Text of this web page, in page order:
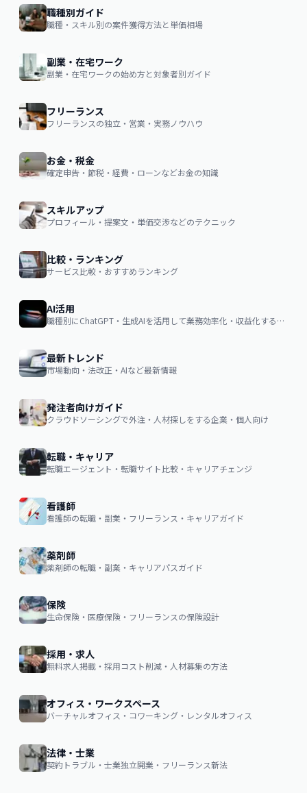
職種別ガイド
職種・スキル別の案件獲得方法と単価相場
副業・在宅ワーク
副業・在宅ワークの始め方と対象者別ガイド
フリーランス
フリーランスの独立・営業・実務ノウハウ
お金・税金
確定申告・節税・経費・ローンなどお金の知識
スキルアップ
プロフィール・提案文・単価交渉などのテクニック
比較・ランキング
サービス比較・おすすめランキング
AI活用
職種別にChatGPT・生成AIを活用して業務効率化・収益化するノウハウ
最新トレンド
市場動向・法改正・AIなど最新情報
発注者向けガイド
クラウドソーシングで外注・人材探しをする企業・個人向け
転職・キャリア
転職エージェント・転職サイト比較・キャリアチェンジ
看護師
看護師の転職・副業・フリーランス・キャリアガイド
薬剤師
薬剤師の転職・副業・キャリアパスガイド
保険
生命保険・医療保険・フリーランスの保険設計
採用・求人
無料求人掲載・採用コスト削減・人材募集の方法
オフィス・ワークスペース
バーチャルオフィス・コワーキング・レンタルオフィス
法律・士業
契約トラブル・士業独立開業・フリーランス新法